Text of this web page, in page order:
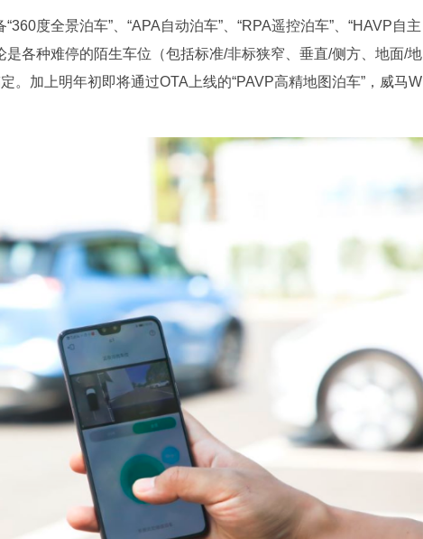
度全景泊车”、“APA自动泊车”、“RPA遥控泊车”、“HAVP自主
是各种难停的陌生车位（包括标准/非标狭窄、垂直/侧方、地面/地
。加上明年初即将通过OTA上线的“PAVP高精地图泊车”，威马W